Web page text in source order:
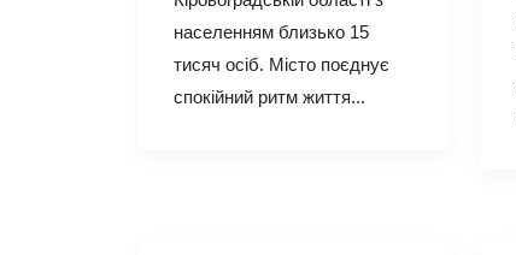
населенням близько 15
тисяч осіб. Місто поєднує
спокійний ритм життя...